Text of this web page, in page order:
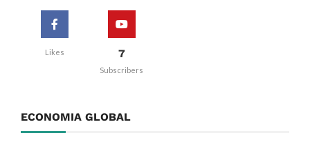
Likes 7
Subscribers
ECONOMIA GLOBAL